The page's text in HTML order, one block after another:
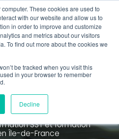
These cookies are used to
with our website and allow us to
in order to improve and customize
and metrics about our visitors
To find out more about the cookies we
be tracked when you visit this
in your browser to remember
Decline
formation SST et
Incendie
depuis 2015
SST et formation
Île-de-France